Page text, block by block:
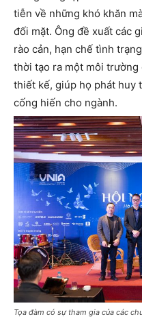
tiễn về những khó khăn
đối mặt. Ông đề xuất các
rào cản, hạn chế tình
thời tạo ra một môi
thiết kế, giúp họ phát huy
cống hiến cho ngành.
Tọa đàm có sự tham gia của các